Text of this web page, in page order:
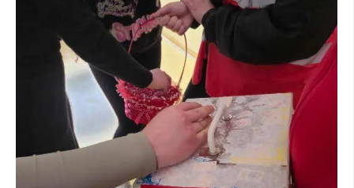
MЕЃУНАРОДНО ХУМАНИТАРНО ПРАВО
ПРОМОЦИЈА НА ХУМАНИ ВРЕДНОСТИ
УПОТРЕБА И ЗАШТИТА НА АМБЛЕМОТ
СОЦИЈАЛНО ХУМАНИТАРНА ДЕЈНОСТ
КАКО ДА ДОНИРАТЕ
ПОДГОТВЕНОСТ И ДЕЈСТВО ПРИ КАТАСТРОФИ